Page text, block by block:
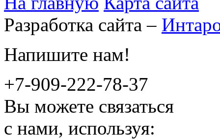
Разработка сайта –
Напишите нам!
+7-909-222-78-37
Вы можете связаться
с нами, используя: